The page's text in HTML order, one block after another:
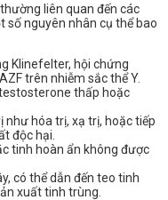
liên quan đến các
số nguyên nhân cụ thể bao
Klinefelter, hội chứng
trên nhiễm sắc thể Y.
thấp hoặc
như hóa trị, xạ trị, hoặc tiếp
độc hại.
tinh hoàn ẩn không được
có thể dẫn đến teo tinh
xuất tinh trùng.